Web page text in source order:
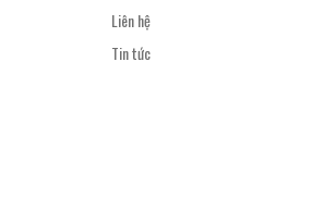
Liên hệ
Tin tức